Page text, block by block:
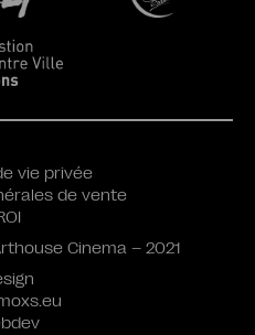
vie privée
de vente
Cinema – 2021